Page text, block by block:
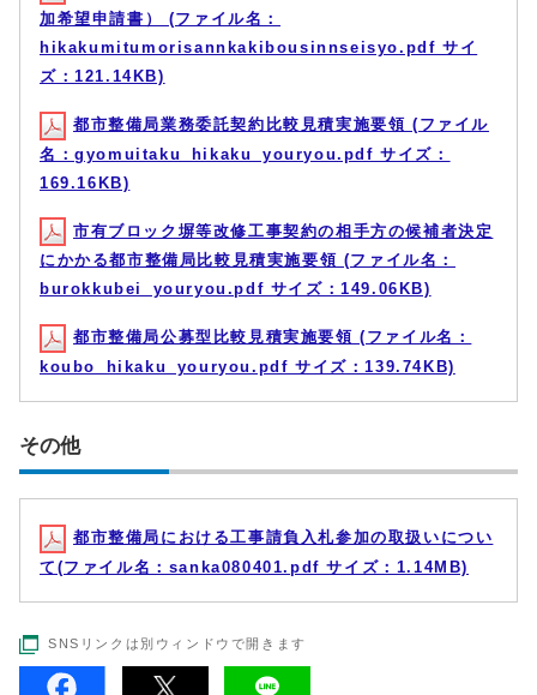
加希望申請書） (ファイル名：
hikakumitumorisannkakibousinnseisyo.pdf サイ
ズ：121.14KB)
都市整備局業務委託契約比較見積実施要領 (ファイル
名：gyomuitaku_hikaku_youryou.pdf サイズ：
169.16KB)
市有ブロック塀等改修工事契約の相手方の候補者決定
にかかる都市整備局比較見積実施要領 (ファイル名：
burokkubei_youryou.pdf サイズ：149.06KB)
都市整備局公募型比較見積実施要領 (ファイル名：
koubo_hikaku_youryou.pdf サイズ：139.74KB)
その他
都市整備局における工事請負入札参加の取扱いについ
て(ファイル名：sanka080401.pdf サイズ：1.14MB)
SNSリンクは別ウィンドウで開きます